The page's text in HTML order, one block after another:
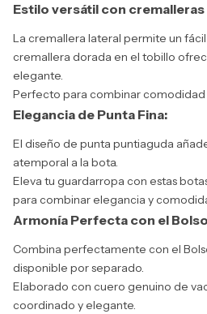
Estilo versátil con
La cremallera lateral permite un
cremallera dorada en el tobillo
elegante.
Perfecto para combinar comodidad
Elegancia de Punta Fina:
El diseño de punta puntiaguda
atemporal a la bota.
Eleva tu guardarropa con estas
para combinar elegancia y
Armonía Perfecta con el
Combina perfectamente con el
disponible por separado.
Elaborado con cuero genuino de
coordinado y elegante.